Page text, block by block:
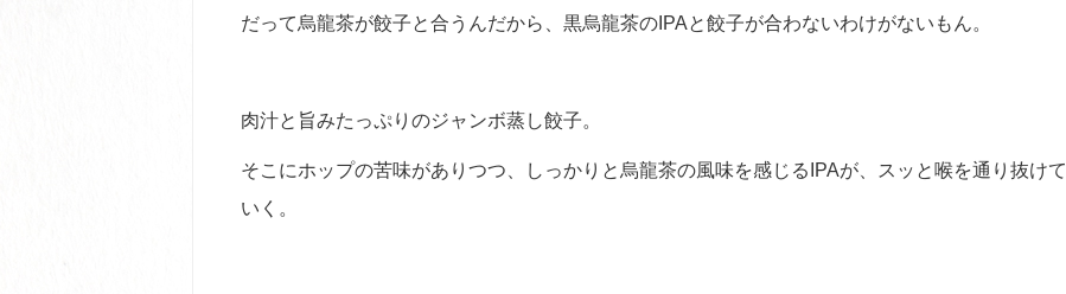
だって烏龍茶が餃子と合うんだから、黒烏龍茶のIPAと餃子が合わないわけがないもん。
肉汁と旨みたっぷりのジャンボ蒸し餃子。
そこにホップの苦味がありつつ、しっかりと烏龍茶の風味を感じるIPAが、スッと喉を通り抜けて
いく。